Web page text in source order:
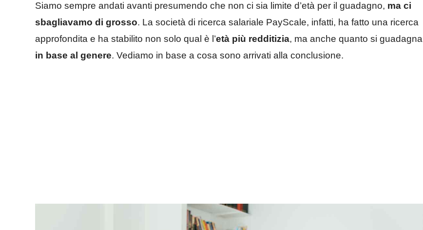
Siamo sempre andati avanti presumendo che non ci sia limite d’età per il guadagno, ma ci
sbagliavamo di grosso. La società di ricerca salariale PayScale, infatti, ha fatto una ricerca
approfondita e ha stabilito non solo qual è l’età più redditizia, ma anche quanto si guadagna
in base al genere. Vediamo in base a cosa sono arrivati alla conclusione.